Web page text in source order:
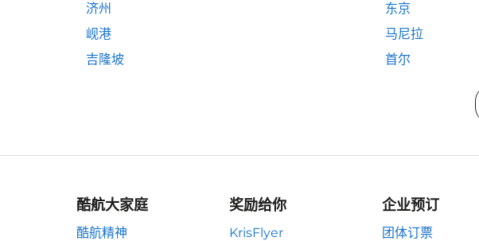
济州
东京
岘港
马尼拉
吉隆坡
首尔
酷航大家庭
酷航精神
奖励给你
KrisFlyer
企业预订
团体订票